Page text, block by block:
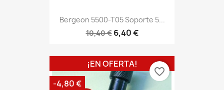
Bergeon 5500-T05 Soporte 5...
10,40 € 6,40 €
¡EN OFERTA!
-4,80 €
favorite_border